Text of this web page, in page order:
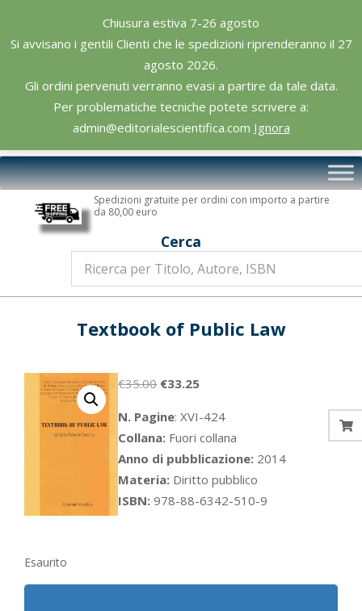
Chiusura estiva 7-26 agosto
Si avvisano i gentili Clienti che le spedizioni riprenderanno il 27
agosto 2026.
Gli ordini pervenuti verranno evasi a partire da tale data.
Per problematiche tecniche potete scrivere a:
admin@editorialescientifica.com Ignora
content
Editoriale
Scientifica
Primary
Navigation
Spedizioni gratuite per ordini con importo a partire
da 80,00 euro
Cerca
Textbook of Public Law
€35.00 Il
originale
era:
€35.00.
€33.25Il
attuale
è:
€33.25.
N. Pagine: XVI-424
Collana: Fuori collana
Anno di pubblicazione: 2014
Materia: Diritto pubblico
ISBN: 978-88-6342-510-9
Esaurito